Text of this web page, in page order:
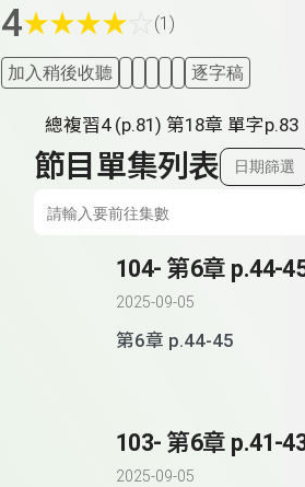
4★★★★ (1)
加入稍後收聽 逐字稿
總複習4 (p.81) 第18章 單字p.83
節目單集列表 日期篩選
104- 第6章 p.44-
2025-09-05
第6章 p.44-45
103- 第6章 p.41-
2025-09-05